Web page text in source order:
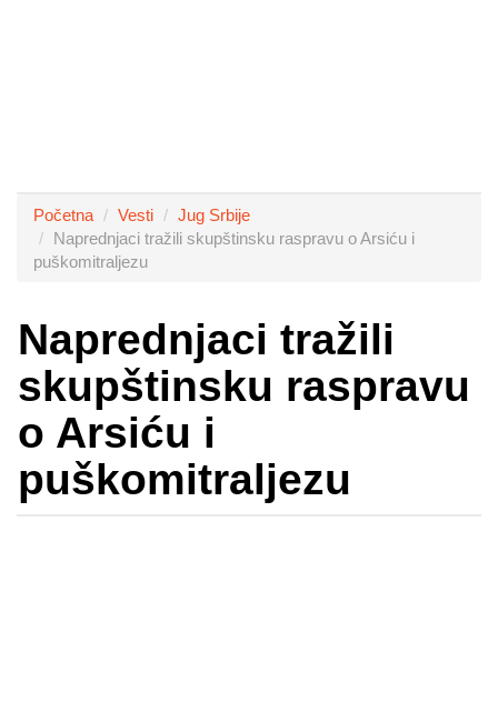
Početna Vesti
Jug Srbije
Naprednjaci tražili skupštinsku raspravu o Arsiću i
puškomitraljezu
Naprednjaci tražili
skupštinsku raspravu
o Arsiću i
puškomitraljezu